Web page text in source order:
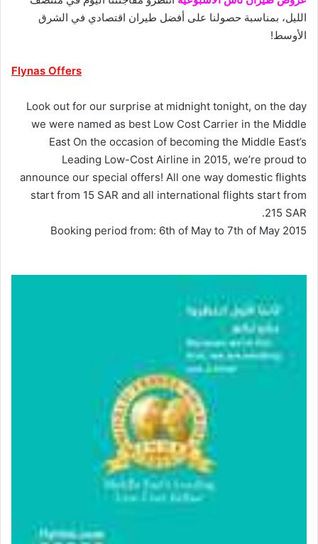
الليل، بمناسبة حصولنا على أفضل طيران اقتصادي في الشرق
الأوسط!
Flynas Offers
Look out for our surprise at midnight tonight, on the day
we were named as best Low Cost Carrier in the Middle
East On the occasion of becoming the Middle East’s
Leading Low-Cost Airline in 2015, we’re proud to
announce our special offers! All one way domestic flights
start from 15 SAR and all international flights start from
215 SAR.
Booking period from: 6th of May to 7th of May 2015